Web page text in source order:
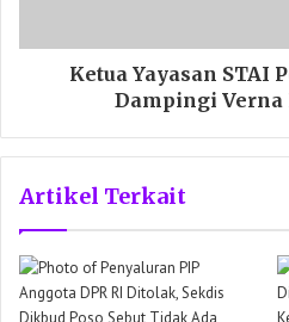
Ketua Yayasan STAI
Dampingi Verna
Artikel Terkait